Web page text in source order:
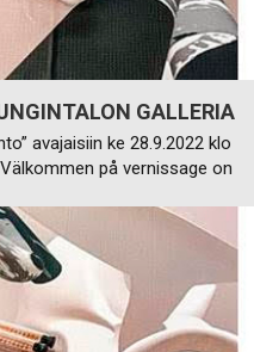
GALLERIA
avajaisiin ke 28.9.2022 klo
på vernissage on